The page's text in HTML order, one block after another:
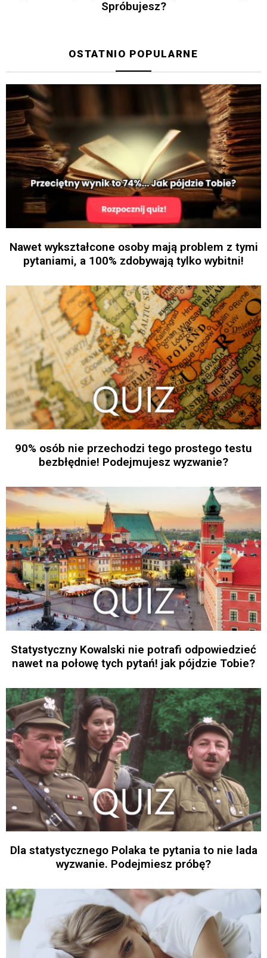
Spróbujesz?
OSTATNIO POPULARNE
Nawet wykształcone osoby mają problem z tymi
pytaniami, a 100% zdobywają tylko wybitni!
90% osób nie przechodzi tego prostego testu
bezbłędnie! Podejmujesz wyzwanie?
Statystyczny Kowalski nie potrafi odpowiedzieć
nawet na połowę tych pytań! jak pójdzie Tobie?
Dla statystycznego Polaka te pytania to nie lada
wyzwanie. Podejmiesz próbę?